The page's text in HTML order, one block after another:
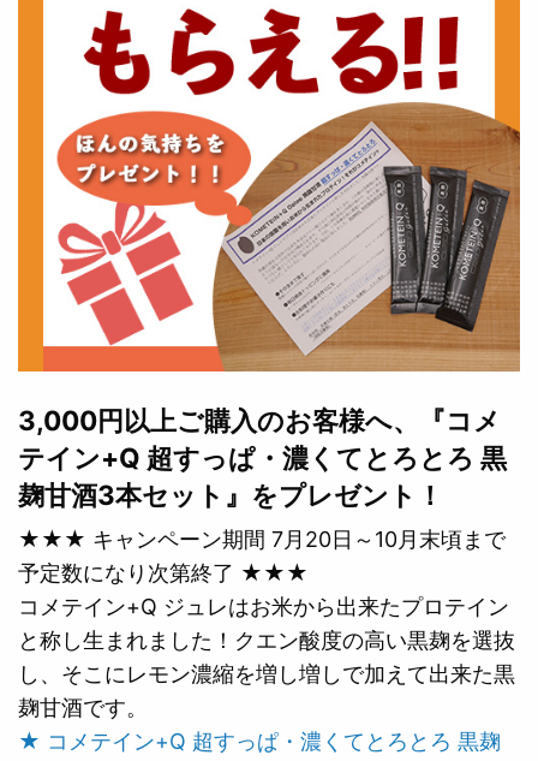
3,000円以上ご購入のお客様へ、『コメ
テイン+Q 超すっぱ・濃くてとろとろ 黒
麹甘酒3本セット』をプレゼント！
★★★ キャンペーン期間 7月20日～10月末頃まで
予定数になり次第終了 ★★★
コメテイン+Q ジュレはお米から出来たプロテイン
と称し生まれました！クエン酸度の高い黒麹を選抜
し、そこにレモン濃縮を増し増しで加えて出来た黒
麹甘酒です。
★ コメテイン+Q 超すっぱ・濃くてとろとろ 黒麹